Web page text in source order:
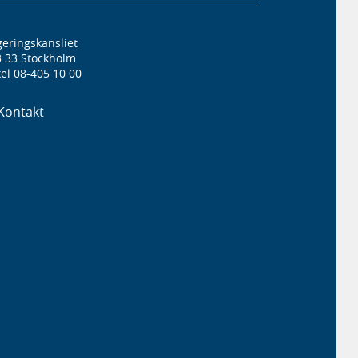
33 Stockholm
08-405 10 00